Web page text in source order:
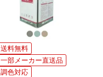
送料無料
一部メーカー直送品
調色対応